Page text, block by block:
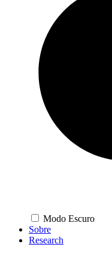
Modo Escuro
Sobre
Research